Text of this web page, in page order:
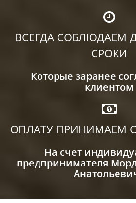
ВСЕГДА СОБЛЮДАЕМ
СРОКИ
Которые заранее
клиентом
ОПЛАТУ ПРИНИМАЕМ
На счет
предпринимателя